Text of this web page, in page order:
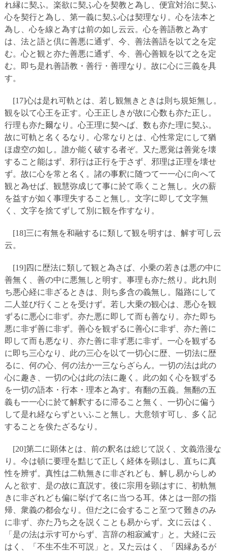
れ縁に契ふ。楽欲に契ふ心を契教と為し、便宜対治に契ふ
心を契行と為し、第一義に契ふ心は契理なり。心を法本と
為し、心を線と為すは前の如し云云。心を善語教と為す
は、法と語と倶に善悪に通ず、今、善法善語を以て之を定
む。心と観と亦た善悪に通ず、今、善心善観を以て之を定
む。即ち是れ善語教・善行・善理なり。故に心に三義を具
す。
[17]心は是れ可軌とは、若し観無きときは則ち規矩無し。
観を以て心王を正す。心王正しきが故に心数も亦た正し。
行理も亦た爾なり。心王理に契へば、数も亦た理に契ふ。
故に可軌と名くるなり。心常なりとは、心性常定にして猶
ほ虚空の如し。誰か能く破する者ぞ。又た悪覚は善覚を壊
すること能はず、邪行は正行を于さず、邪理は正理を壊せ
ず。故に心を常と名く。諸の事釈に随つて一一心に向へて
観と為せば、観慧弥成じて事に於て乖くこと無し。火の薪
を益すが如く事理失すること無し。文字に即して文字無
く、文字を捨てずして別に観を作すなり。
[18]三に有無を和融するに類して観を明すは、解す可し云
云。
[19]四に歴法に類して観と為さば、小乗の若きは悪の中に
善無く、善の中に悪無しと明す。事理も亦た然り。此れ則
ち悪心経に非ざるときは、則ち多含の義無し。隘路にして
二人並び行くことを受けず。若し大乗の観心は、悪心を観
ずるに悪心に非ず。亦た悪に即して而も善なり。亦た即ち
悪に非ず善に非ず。善心を観ずるに善心に非ず、亦た善に
即して而も悪なり、亦た善に非ず悪に非ず。一心を観ずる
に即ち三心なり、此の三心を以て一切心に歴、一切法に歴
るに、何の心、何の法か一三ならざらん。一切の法は此の
心に趣き、一切の心は此の法に趣く。此の如く心を観ずる
を一切の語本・行本・理本と為す。有翻の五義。無翻の五
義も一一心に於て解釈するに滞ること無く、一切心に偏う
して是れ経ならずといふこと無し。大意領す可し、多く記
することを俟たざるなり。
[20]第二に顕体とは、前の釈名は総じて説く、文義浩漫な
り。今は頓に要理を黠じて正しく経体を顕はし、直ちに真
性を辨ず。真性は二軌無きに非ざれども、解し易からしめ
んと欲す、是の故に直説す。後に宗用を顕はすに、初軌無
きに非ざれども偏に挙げて名に当つる耳。体とは一部の指
帰、衆義の都会なり。但だ之に会すること至つて難きのみ
に非ず、亦た乃ち之を説くことも易からず。文に云はく、
「是の法は示す可からず、言辞の相寂滅す」と。大経に云
はく、「不生不生不可説」と。又た云はく、「因縁あるが